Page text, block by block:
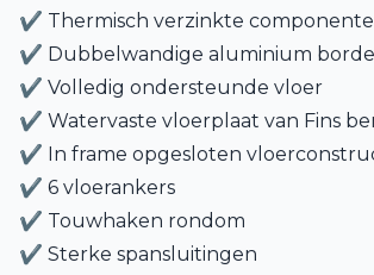
✔ Thermisch verzinkte
✔ Dubbelwandige aluminium
✔ Volledig ondersteunde vloer
✔ Watervaste vloerplaat van Fins
✔ In frame opgesloten
✔ 6 vloerankers
✔ Touwhaken rondom
✔ Sterke spansluitingen